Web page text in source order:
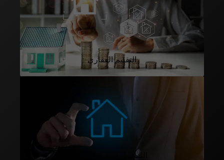
التقييم العقاري
التسجيل العيني للعقار